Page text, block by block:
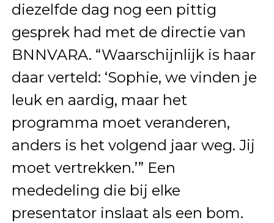
diezelfde dag nog een pittig
gesprek had met de directie van
BNNVARA. “Waarschijnlijk is haar
daar verteld: ‘Sophie, we vinden je
leuk en aardig, maar het
programma moet veranderen,
anders is het volgend jaar weg. Jij
moet vertrekken.’” Een
mededeling die bij elke
presentator inslaat als een bom.